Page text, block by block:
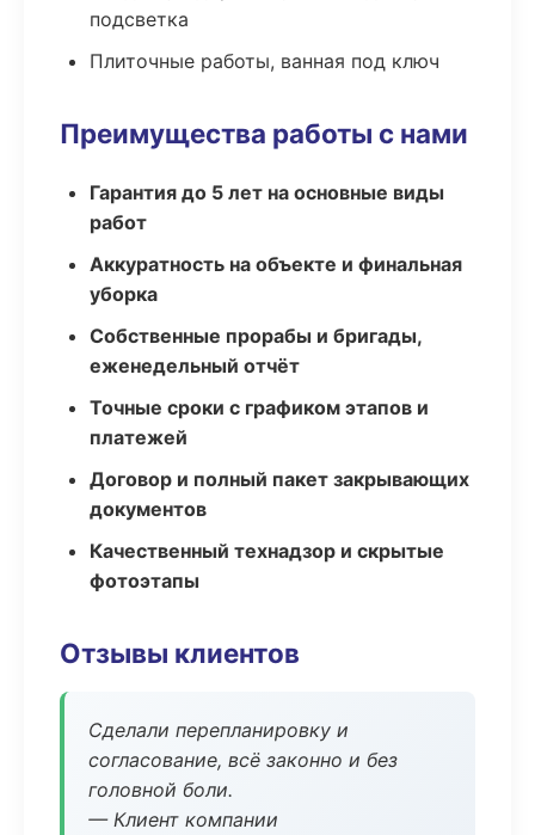
подсветка
Плиточные работы, ванная под ключ
Преимущества работы с нами
Гарантия до 5 лет на основные виды
работ
Аккуратность на объекте и финальная
уборка
Собственные прорабы и бригады,
еженедельный отчёт
Точные сроки с графиком этапов и
платежей
Договор и полный пакет закрывающих
документов
Качественный технадзор и скрытые
фотоэтапы
Отзывы клиентов
Сделали перепланировку и
согласование, всё законно и без
головной боли.
— Клиент компании